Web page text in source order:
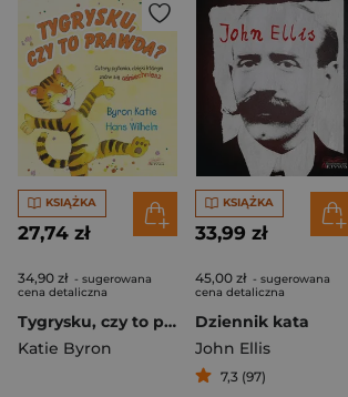
KSIĄŻKA
27,74 zł
34,90 zł - sugerowana
cena detaliczna
Tygrysku, czy to prawda Cztery pytania, dzięki którym znów sie uśmiechasz
Katie Byron
KSIĄŻKA
33,99 zł
45,00 zł - sugerowana
cena detaliczna
Dziennik kata
John Ellis
7,3 (97)